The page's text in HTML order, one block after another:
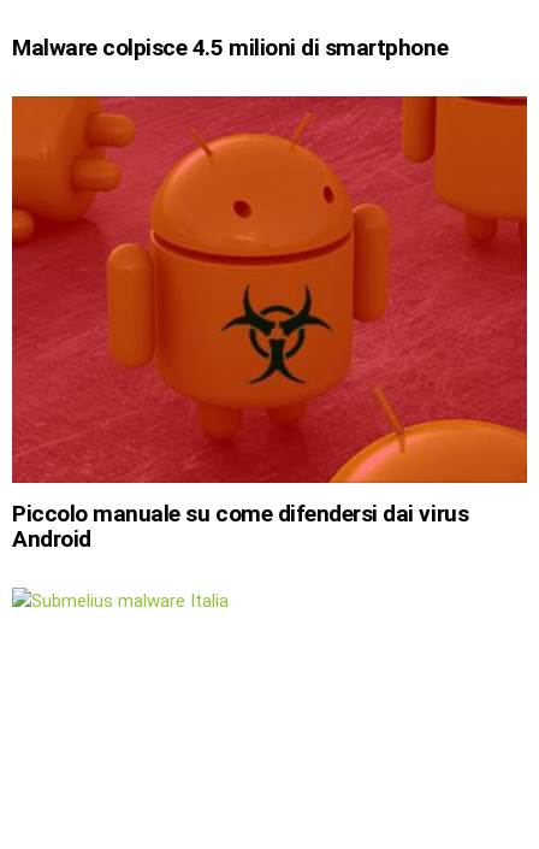
Malware colpisce 4.5 milioni di smartphone
Piccolo manuale su come difendersi dai virus
Android